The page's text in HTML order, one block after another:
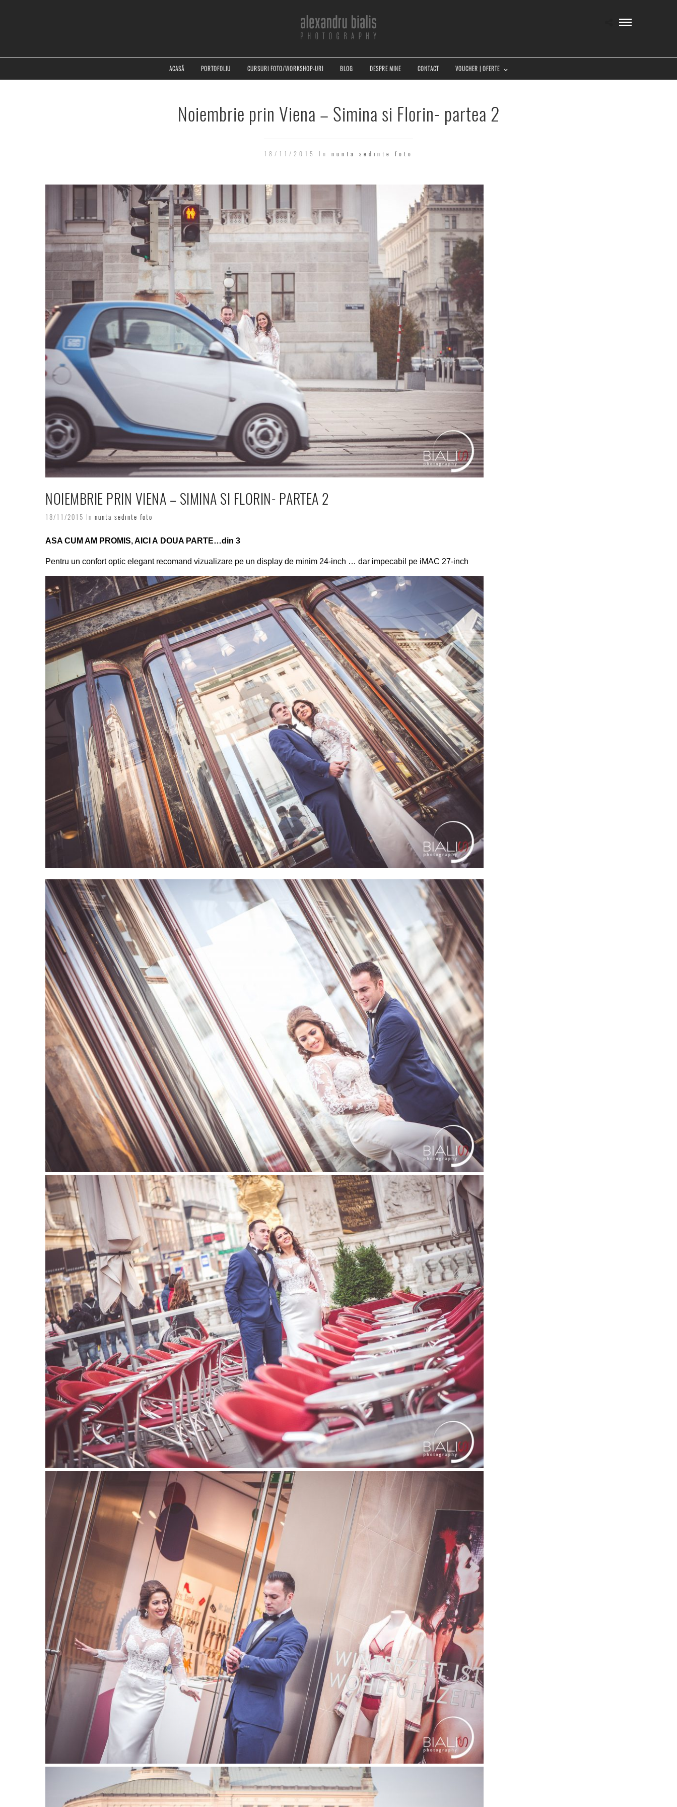
ACASĂ PORTOFOLIU CURSURI FOTO/WORKSHOP-URI BLOG DESPRE MINE CONTACT VOUCHER | OFERTE
Noiembrie prin Viena – Simina si Florin- partea 2
18/11/2015 In nunta sedinte foto
NOIEMBRIE PRIN VIENA – SIMINA SI FLORIN- PARTEA 2
18/11/2015 In nunta sedinte foto
ASA CUM AM PROMIS, AICI A DOUA PARTE…din 3
Pentru un confort optic elegant recomand vizualizare pe un display de minim 24-inch … dar impecabil pe iMAC 27-inch